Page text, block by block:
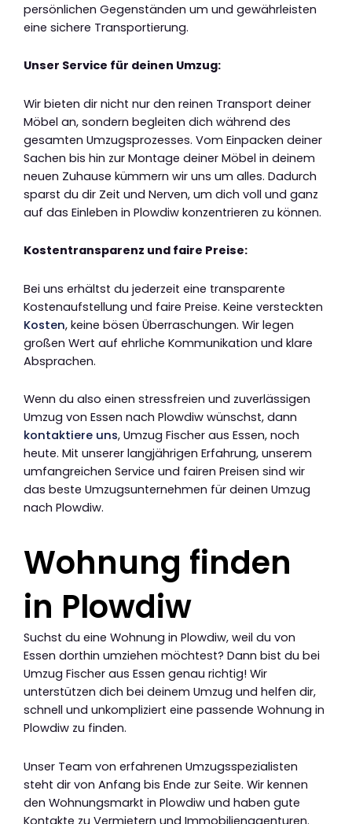
persönlichen Gegenständen um und gewährleisten
eine sichere Transportierung.
Unser Service für deinen Umzug:
Wir bieten dir nicht nur den reinen Transport deiner
Möbel an, sondern begleiten dich während des
gesamten Umzugsprozesses. Vom Einpacken deiner
Sachen bis hin zur Montage deiner Möbel in deinem
neuen Zuhause kümmern wir uns um alles. Dadurch
sparst du dir Zeit und Nerven, um dich voll und ganz
auf das Einleben in Plowdiw konzentrieren zu können.
Kostentransparenz und faire Preise:
Bei uns erhältst du jederzeit eine transparente
Kostenaufstellung und faire Preise. Keine versteckten
Kosten, keine bösen Überraschungen. Wir legen
großen Wert auf ehrliche Kommunikation und klare
Absprachen.
Wenn du also einen stressfreien und zuverlässigen
Umzug von Essen nach Plowdiw wünschst, dann
kontaktiere uns, Umzug Fischer aus Essen, noch
heute. Mit unserer langjährigen Erfahrung, unserem
umfangreichen Service und fairen Preisen sind wir
das beste Umzugsunternehmen für deinen Umzug
nach Plowdiw.
Wohnung finden
in Plowdiw
Suchst du eine Wohnung in Plowdiw, weil du von
Essen dorthin umziehen möchtest? Dann bist du bei
Umzug Fischer aus Essen genau richtig! Wir
unterstützen dich bei deinem Umzug und helfen dir,
schnell und unkompliziert eine passende Wohnung in
Plowdiw zu finden.
Unser Team von erfahrenen Umzugsspezialisten
steht dir von Anfang bis Ende zur Seite. Wir kennen
den Wohnungsmarkt in Plowdiw und haben gute
Kontakte zu Vermietern und Immobilienagenturen.